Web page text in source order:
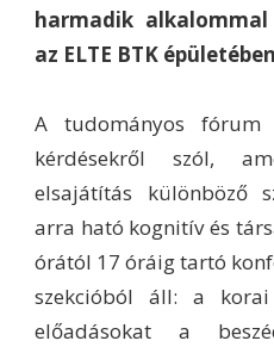
harmadik
az ELTE BTK
A tudományos fórum
kérdésekről szól,
elsajátítás különböző
arra ható kognitív és
órától 17 óráig tartó
szekcióból áll: a korai
előadásokat a